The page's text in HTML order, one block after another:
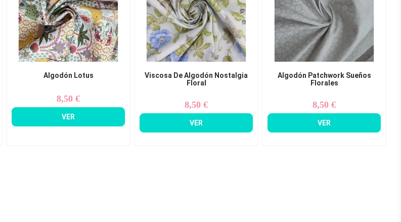
Algodón Lotus
Precio
8,50 €
VER
Viscosa De Algodón Nostalgia
Floral
Precio
8,50 €
VER
Algodón Patchwork Sueños
Florales
Precio
8,50 €
VER